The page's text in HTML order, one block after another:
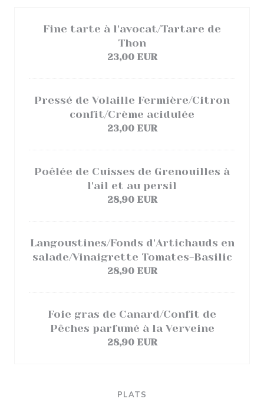
Fine tarte à l'avocat/Tartare de
Thon
23,00 EUR
Pressé de Volaille Fermière/Citron
confit/Crème acidulée
23,00 EUR
Poêlée de Cuisses de Grenouilles à
l'ail et au persil
28,90 EUR
Langoustines/Fonds d'Artichauds en
salade/Vinaigrette Tomates-Basilic
28,90 EUR
Foie gras de Canard/Confit de
Pêches parfumé à la Verveine
28,90 EUR
PLATS